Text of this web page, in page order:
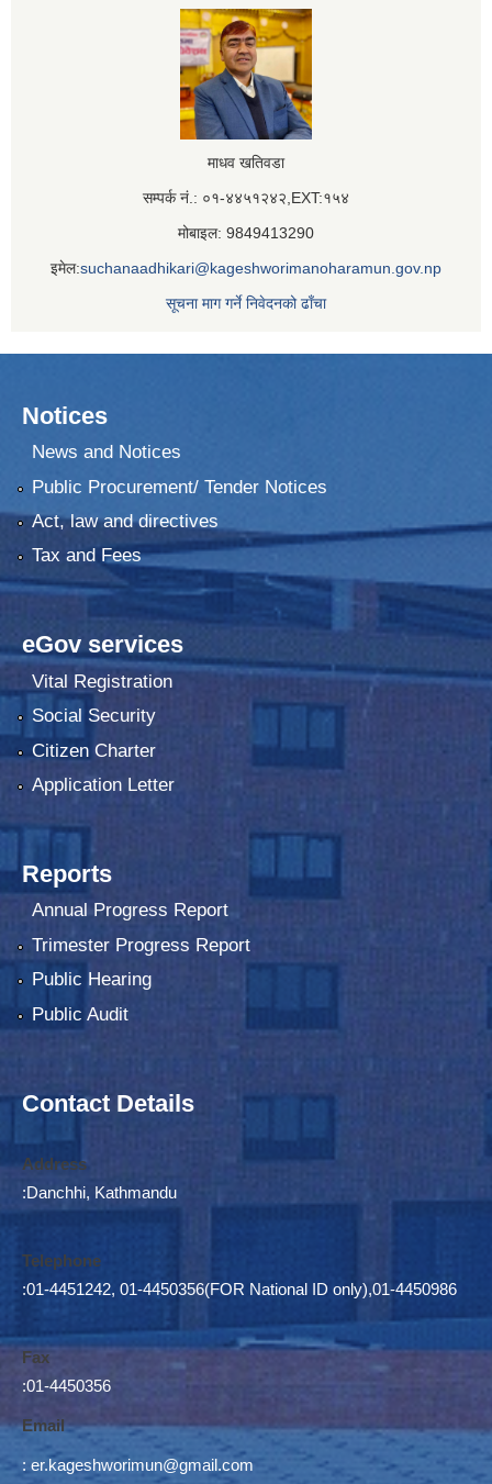
माधव खतिवडा
सम्पर्क नं.: ०१-४४५१२४२,EXT:१५४
मोबाइल: 9849413290
इमेल:suchanaadhikari@kageshworimanoharamun.gov.np
सूचना माग गर्ने निवेदनको ढाँचा
Notices
News and Notices
Public Procurement/ Tender Notices
Act, law and directives
Tax and Fees
eGov services
Vital Registration
Social Security
Citizen Charter
Application Letter
Reports
Annual Progress Report
Trimester Progress Report
Public Hearing
Public Audit
Contact Details
Address
:Danchhi, Kathmandu
Telephone
:01-4451242, 01-4450356(FOR National ID only),01-4450986
Fax
:01-4450356
Email
: er.kageshworimun@gmail.com